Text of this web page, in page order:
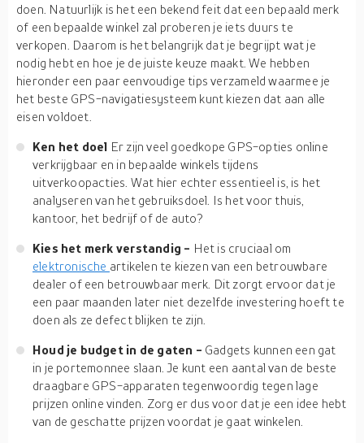
doen. Natuurlijk is het een bekend feit dat een bepaald merk
of een bepaalde winkel zal proberen je iets duurs te
verkopen. Daarom is het belangrijk dat je begrijpt wat je
nodig hebt en hoe je de juiste keuze maakt. We hebben
hieronder een paar eenvoudige tips verzameld waarmee je
het beste GPS-navigatiesysteem kunt kiezen dat aan alle
eisen voldoet.
Ken het doel Er zijn veel goedkope GPS-opties online
verkrijgbaar en in bepaalde winkels tijdens
uitverkoopacties. Wat hier echter essentieel is, is het
analyseren van het gebruiksdoel. Is het voor thuis,
kantoor, het bedrijf of de auto?
Kies het merk verstandig - Het is cruciaal om
elektronische artikelen te kiezen van een betrouwbare
dealer of een betrouwbaar merk. Dit zorgt ervoor dat je
een paar maanden later niet dezelfde investering hoeft te
doen als ze defect blijken te zijn.
Houd je budget in de gaten - Gadgets kunnen een gat
in je portemonnee slaan. Je kunt een aantal van de beste
draagbare GPS-apparaten tegenwoordig tegen lage
prijzen online vinden. Zorg er dus voor dat je een idee hebt
van de geschatte prijzen voordat je gaat winkelen.